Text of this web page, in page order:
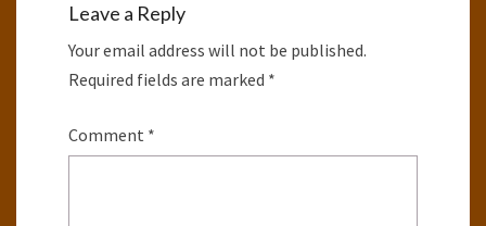
Leave a Reply
Your email address will not be published.
Required fields are marked *
Comment *